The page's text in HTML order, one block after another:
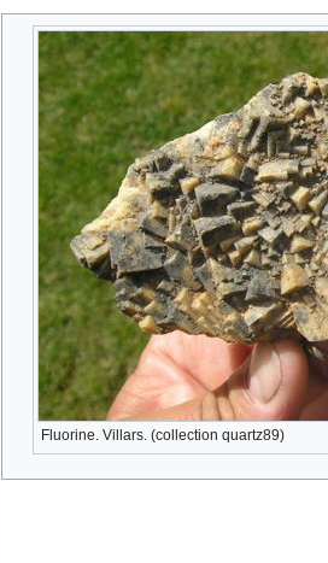
Fluorine. Villars. (collection quartz89)